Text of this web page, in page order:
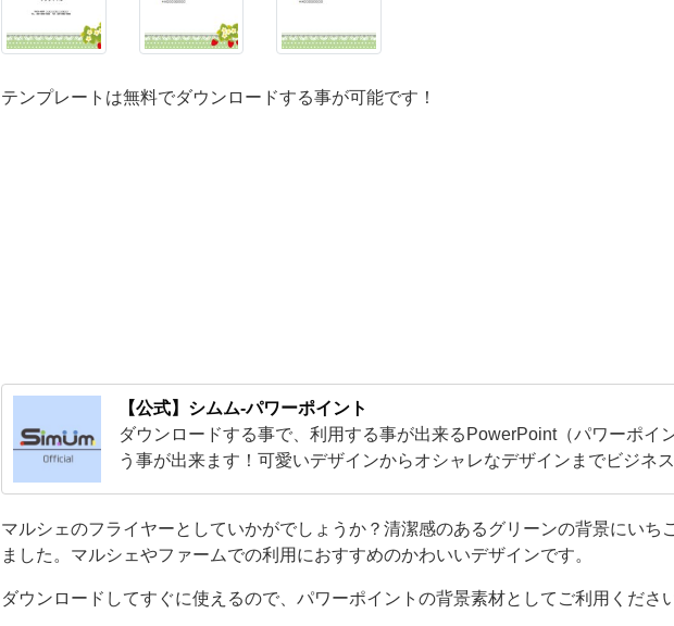
ょ
あ
る
グ
リ
ー
テンプレートは無料でダウンロードする事が可能です！
【公式】シムム-パワーポイント
ダウンロードする事で、利用する事が出来るPowerPoint（パワーポイ
う事が出来ます！可愛いデザインからオシャレなデザインまでビジネ
マルシェのフライヤーとしていかがでしょうか？清潔感のあるグリーンの背景にいち
ました。マルシェやファームでの利用におすすめのかわいいデザインです。
ダウンロードしてすぐに使えるので、パワーポイントの背景素材としてご利用ください